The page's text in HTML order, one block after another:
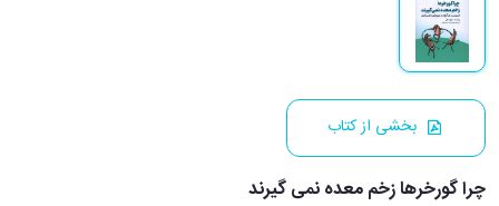
بخشی از کتاب
چرا گورخرها زخم معده نمی گیرند